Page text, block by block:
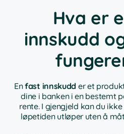
Hva er
innskudd
Enfast innskudd er et
dine i banken i en bestemt
rente. I gjengjeld kan du
løpetiden utløper uten å